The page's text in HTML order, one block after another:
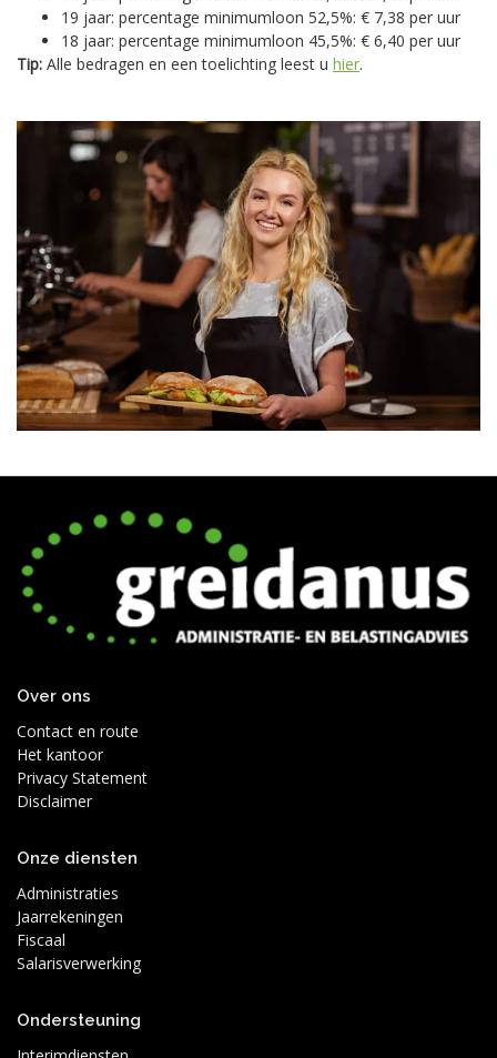
19 jaar: percentage minimumloon 52,5%: € 7,38 per uur
18 jaar: percentage minimumloon 45,5%: € 6,40 per uur
Tip: Alle bedragen en een toelichting leest u hier.
Over ons
Contact en route
Het kantoor
Privacy Statement
Disclaimer
Onze diensten
Administraties
Jaarrekeningen
Fiscaal
Salarisverwerking
Ondersteuning